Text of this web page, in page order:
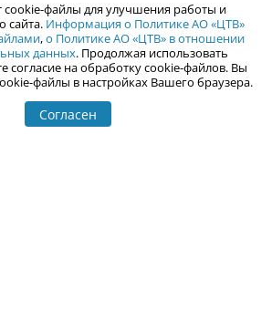
информации в разделе «Афиша»
на использование сайта
обработки персональных данных
cookie-файлы для улучшения работы и
сайта. Информация о Политике АО «ЦТВ»
,о Политике АО «ЦТВ» в отношении
данных. Продолжая использовать
согласие на обработку cookie-файлов. Вы
файлы в настройках Вашего браузера.
Согласен